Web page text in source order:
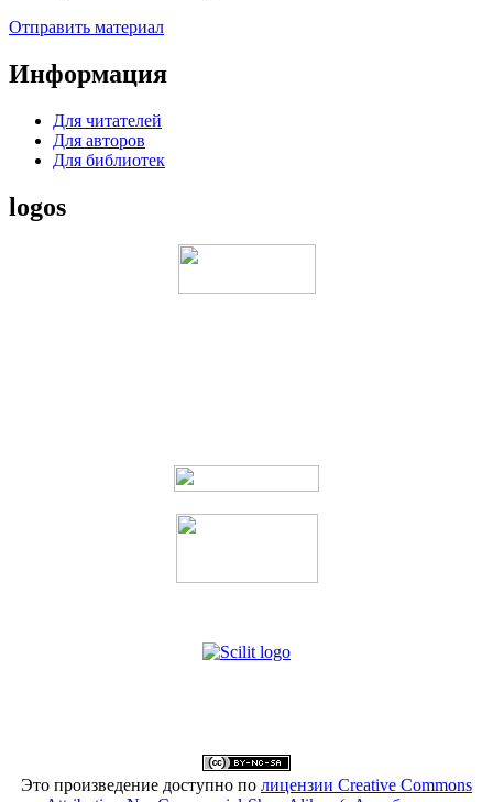
Отправить материал
Информация
Для читателей
Для авторов
Для библиотек
logos
Это произведение доступно по лицензии Creative Commons